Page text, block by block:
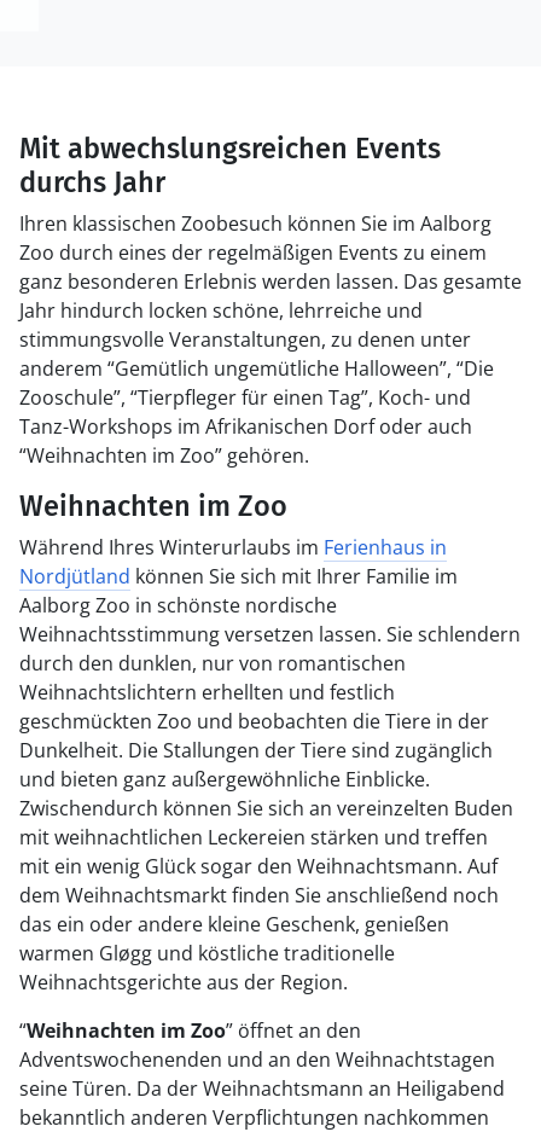
Mit abwechslungsreichen Events
durchs Jahr
Ihren klassischen Zoobesuch können Sie im Aalborg
Zoo durch eines der regelmäßigen Events zu einem
ganz besonderen Erlebnis werden lassen. Das gesamte
Jahr hindurch locken schöne, lehrreiche und
stimmungsvolle Veranstaltungen, zu denen unter
anderem “Gemütlich ungemütliche Halloween”, “Die
Zooschule”, “Tierpfleger für einen Tag”, Koch- und
Tanz-Workshops im Afrikanischen Dorf oder auch
“Weihnachten im Zoo” gehören.
Weihnachten im Zoo
Während Ihres Winterurlaubs im Ferienhaus in
Nordjütland können Sie sich mit Ihrer Familie im
Aalborg Zoo in schönste nordische
Weihnachtsstimmung versetzen lassen. Sie schlendern
durch den dunklen, nur von romantischen
Weihnachtslichtern erhellten und festlich
geschmückten Zoo und beobachten die Tiere in der
Dunkelheit. Die Stallungen der Tiere sind zugänglich
und bieten ganz außergewöhnliche Einblicke.
Zwischendurch können Sie sich an vereinzelten Buden
mit weihnachtlichen Leckereien stärken und treffen
mit ein wenig Glück sogar den Weihnachtsmann. Auf
dem Weihnachtsmarkt finden Sie anschließend noch
das ein oder andere kleine Geschenk, genießen
warmen Gløgg und köstliche traditionelle
Weihnachtsgerichte aus der Region.
“Weihnachten im Zoo” öffnet an den
Adventswochenenden und an den Weihnachtstagen
seine Türen. Da der Weihnachtsmann an Heiligabend
bekanntlich anderen Verpflichtungen nachkommen